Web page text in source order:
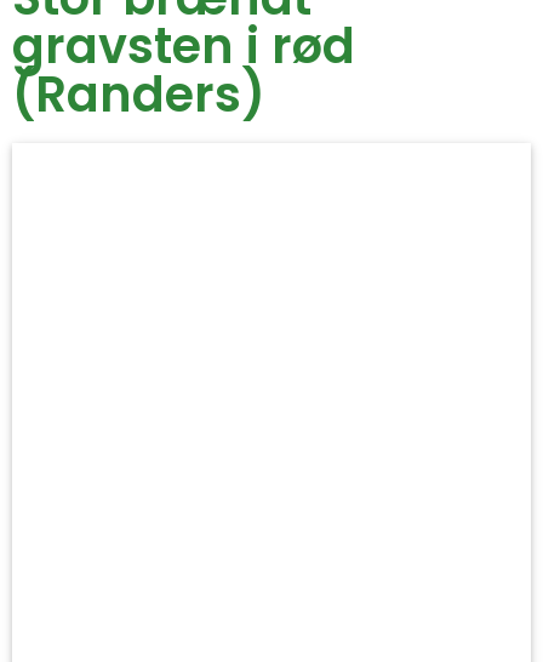
gravsten i rød
(Randers)